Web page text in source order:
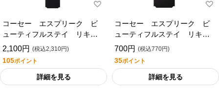
コーセー エスプリーク ビ
ューティフルステイ リキッ
ドライナー ３０２
2,100円 (税込2,310円)
105ポイント
詳細を見る
コーセー エスプリーク ビ
ューティフルステイ リキッ
ドライナーレフィル ００
700円 (税込770円)
35ポイント
詳細を見る